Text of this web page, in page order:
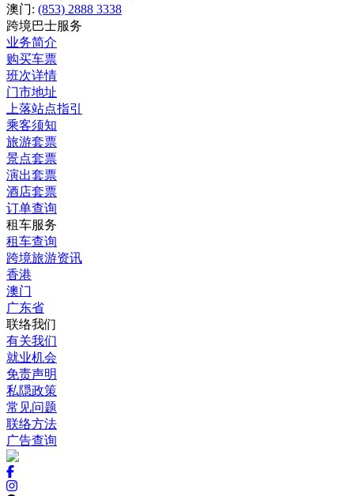
澳门: (853) 2888 3338
跨境巴士服务
业务简介
购买车票
班次详情
门市地址
上落站点指引
乘客须知
旅游套票
景点套票
演出套票
酒店套票
订单查询
租车服务
租车查询
跨境旅游资讯
香港
澳门
广东省
联络我们
有关我们
就业机会
免责声明
私隠政策
常见问题
联络方法
广告查询